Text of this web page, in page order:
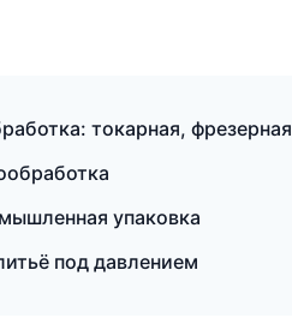
токарная, фрезерная
упаковка
под давлением